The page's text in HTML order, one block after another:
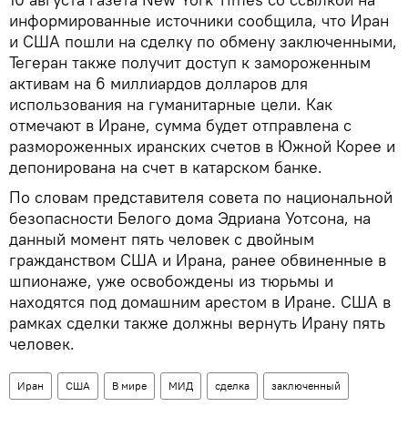
информированные источники сообщила, что Иран
и США пошли на сделку по обмену заключенными,
Тегеран также получит доступ к замороженным
активам на 6 миллиардов долларов для
использования на гуманитарные цели. Как
отмечают в Иране, сумма будет отправлена с
размороженных иранских счетов в Южной Корее и
депонирована на счет в катарском банке.
По словам представителя совета по национальной
безопасности Белого дома Эдриана Уотсона, на
данный момент пять человек с двойным
гражданством США и Ирана, ранее обвиненные в
шпионаже, уже освобождены из тюрьмы и
находятся под домашним арестом в Иране. США в
рамках сделки также должны вернуть Ирану пять
человек.
Иран США В мире МИД сделка заключенный